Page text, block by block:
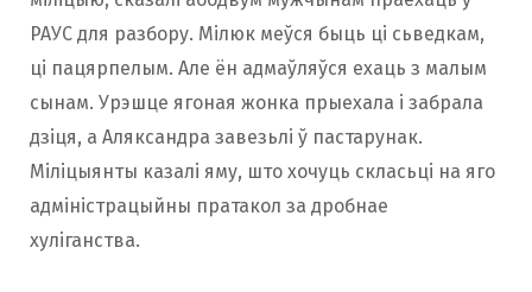
РАУС для разбору. Мілюк меўся быць ці сьведкам,
ці пацярпелым. Але ён адмаўляўся ехаць з малым
сынам. Урэшце ягоная жонка прыехала і забрала
дзіця, а Аляксандра завезьлі ў пастарунак.
Міліцыянты казалі яму, што хочуць скласьці на яго
адміністрацыйны пратакол за дробнае
хуліганства.